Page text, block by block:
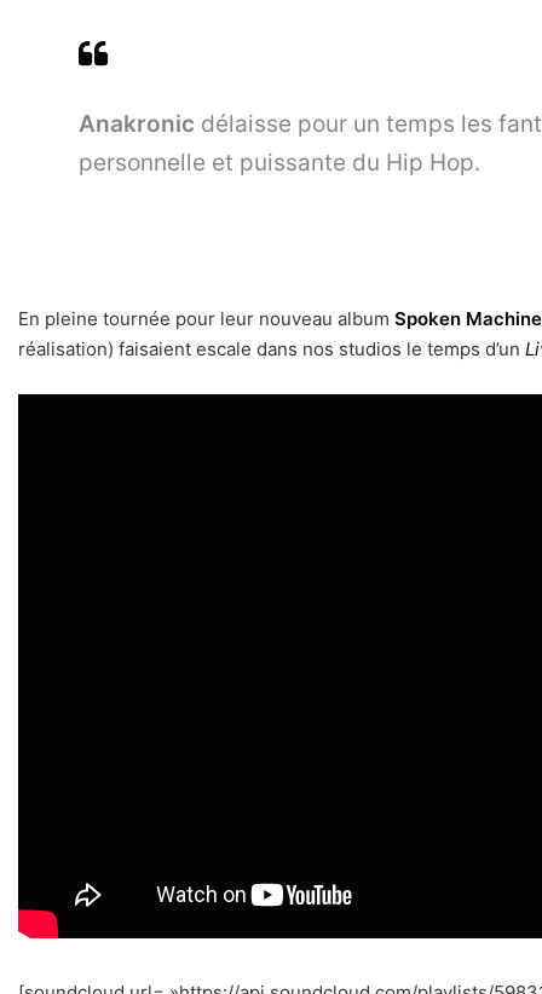
Anakronic délaisse pour un temps les
personnelle et puissante du Hip Hop.
En pleine tournée pour leur nouveau album Spoken Machine
réalisation) faisaient escale dans nos studios le temps d’un